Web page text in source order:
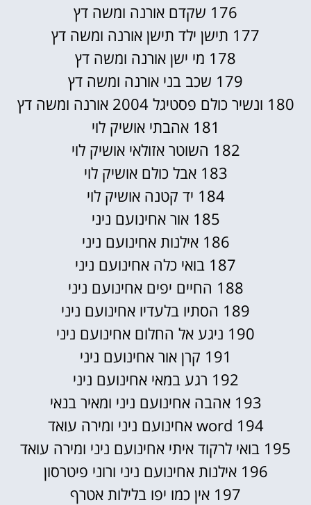
176 שקדם אורנה ומשה דץ
177 תישן ילד תישן אורנה ומשה דץ
178 מי ישן אורנה ומשה דץ
179 שכב בני אורנה ומשה דץ
180 ונשיר כולם פסטיגל 2004 אורנה ומשה דץ
181 אהבתי אושיק לוי
182 השוטר אזולאי אושיק לוי
183 אבל כולם אושיק לוי
184 יד קטנה אושיק לוי
185 אור אחינועם ניני
186 אילנות אחינועם ניני
187 בואי כלה אחינועם ניני
188 החיים יפים אחינועם ניני
189 הסתיו בלעדיו אחינועם ניני
190 ניגע אל החלום אחינועם ניני
191 קרן אור אחינועם ניני
192 רגע במאי אחינועם ניני
193 אהבה אחינועם ניני ומאיר בנאי
194 word אחינועם ניני ומירה עואד
195 בואי לרקוד איתי אחינועם ניני ומירה עואד
196 אילנות אחינועם ניני ורוני פיטרסון
197 אין כמו יפו בלילות אטרף